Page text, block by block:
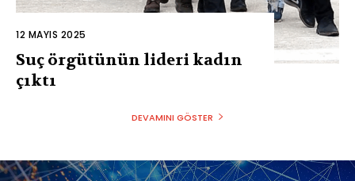
12 MAYIS 2025
Suç örgütünün lideri kadın
çıktı
DEVAMINI GÖSTER